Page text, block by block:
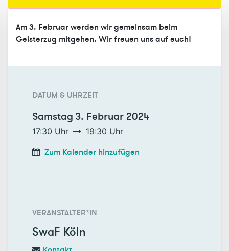
Am 3. Februar werden wir gemeinsam beim
Geisterzug mitgehen. Wir freuen uns auf euch!
DATUM & UHRZEIT
Samstag3. Februar 2024
17:30 Uhr 19:30 Uhr
Zum Kalender hinzufügen
VERANSTALTER*IN
SwaF Köln